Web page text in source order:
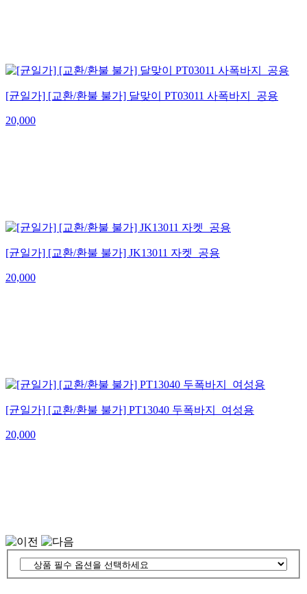
[균일가] [교환/환불 불가] 달맞이 PT03011 사폭바지_공용
20,000
[균일가] [교환/환불 불가] JK13011 자켓_공용
20,000
[균일가] [교환/환불 불가] PT13040 두폭바지_여성용
20,000